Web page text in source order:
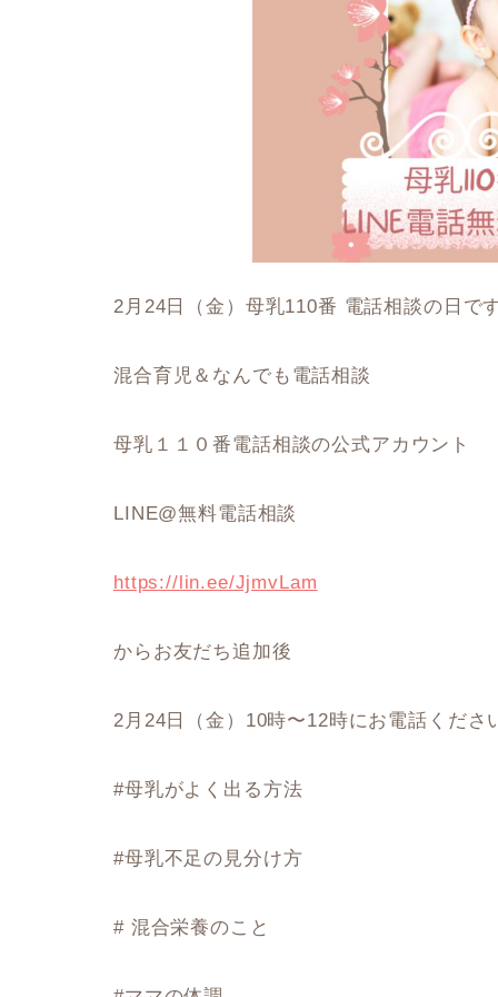
2月24日（金）母乳110番 電話相談の日で
混合育児＆なんでも電話相談
母乳１１０番電話相談の公式アカウント
LINE@無料電話相談
https://lin.ee/JjmvLam
からお友だち追加後
2月24日（金）10時〜12時にお電話くださ
#母乳がよく出る方法
#母乳不足の見分け方
# 混合栄養のこと